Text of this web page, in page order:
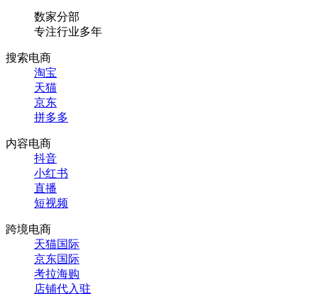
数家分部
专注行业多年
搜索电商
淘宝
天猫
京东
拼多多
内容电商
抖音
小红书
直播
短视频
跨境电商
天猫国际
京东国际
考拉海购
店铺代入驻